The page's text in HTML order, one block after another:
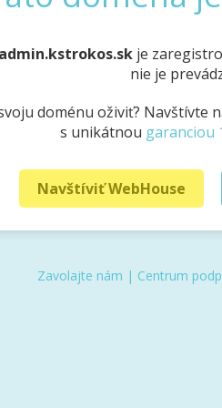
admin.kstrokos.skje
nie je
doménu oživiť? Navštívte
s unikátnou garanciou
Navštíviť WebHouse
Zavolajte nám | Centrum